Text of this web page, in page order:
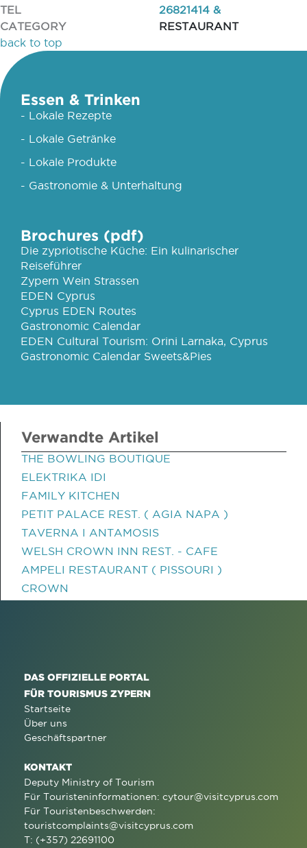
TEL
26821414 &
CATEGORY
RESTAURANT
back to top
Essen & Trinken
- Lokale Rezepte
- Lokale Getränke
- Lokale Produkte
- Gastronomie & Unterhaltung
Brochures (pdf)
Die zypriotische Küche: Ein kulinarischer
Reiseführer
Zypern Wein Strassen
EDEN Cyprus
Cyprus EDEN Routes
Gastronomic Calendar
EDEN Cultural Tourism: Orini Larnaka, Cyprus
Gastronomic Calendar Sweets&Pies
Verwandte Artikel
THE BOWLING BOUTIQUE
ELEKTRIKA IDI
FAMILY KITCHEN
PETIT PALACE REST. ( AGIA NAPA )
TAVERNA I ANTAMOSIS
WELSH CROWN INN REST. - CAFE
AMPELI RESTAURANT ( PISSOURI )
CROWN
DAS OFFIZIELLE PORTAL
FÜR TOURISMUS ZYPERN
Startseite
Über uns
Geschäftspartner
KONTAKT
Deputy Ministry of Tourism
Für Touristeninformationen: cytour@visitcyprus.com
Für Touristenbeschwerden:
touristcomplaints@visitcyprus.com
T: (+357) 22691100